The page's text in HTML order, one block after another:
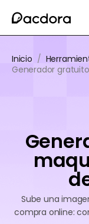
Inicio /
Generador
Sube una
compra online: